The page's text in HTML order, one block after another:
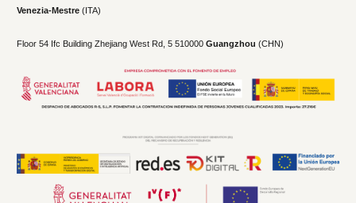
Venezia-Mestre (ITA)
Floor 54 Ifc Building Zhejiang West Rd, 5 510000 Guangzhou (CHN)